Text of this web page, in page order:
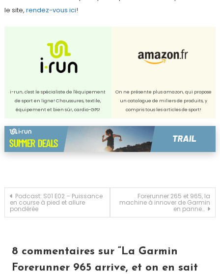
le site, rendez-vous ici!
i-run, c'est le spécialiste de l'équipement
de sport en ligne! Chaussures, textile,
équipement et bien sûr, cardio-GPS!
On ne présente plus amazon, qui propose
un catalogue de miliers de produits, y
compris tous les articles de sport!
Navigation
de
Podcast: S01 E02 – Puissance
en course à pied et allure
pondérée
Forerunner 265 et 965, la
machine à innover de Garmin
en panne…
8 commentaires sur “ La Garmin
Forerunner 965 arrive, et on en sait